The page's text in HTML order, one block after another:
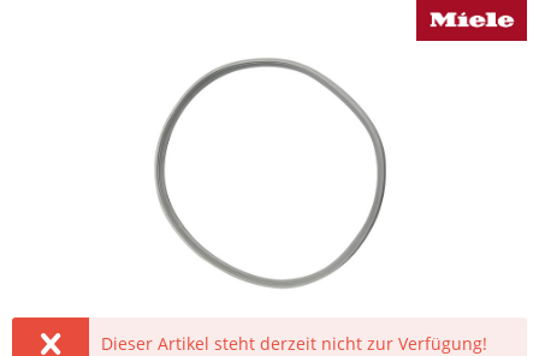
Dieser Artikel steht derzeit nicht zur Verfügung!